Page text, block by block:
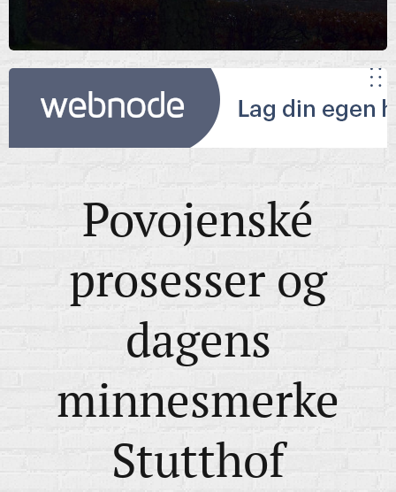
Povojenské
prosesser og
dagens
minnesmerke
Stutthof